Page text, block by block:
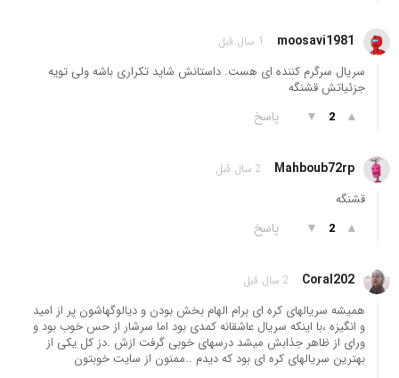
moosavi1981 1 سال قبل
سریال سرگرم کننده ای هست. داستانش شاید تکراری باشه ولی تویه
جزئیاتش قشنگه
▲
2
▼ پاسخ
Mahboub72rp 2 سال قبل
قشنگه
▲
2
▼ پاسخ
Coral202 2 سال قبل
همیشه سریالهای کره ای برام الهام بخش بودن و دیالوگهاشون پر از امید
و انگیزه ،با اینکه سریال عاشقانه کمدی بود اما سرشار از حس خوب بود و
ورای از ظاهر جذابش میشد درسهای خوبی گرفت ازش .دز کل یکی از
بهترین سریالهای کره ای بود که دیدم ..ممنون از سایت خوبتون